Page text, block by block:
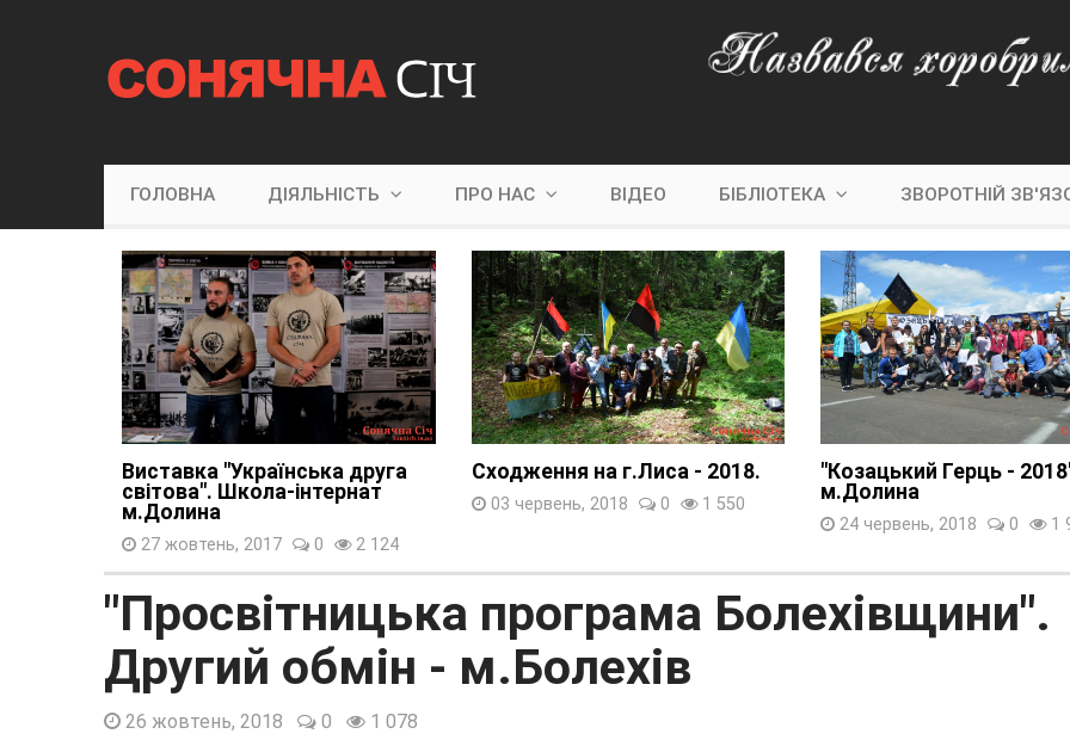
ГОЛОВНА ДІЯЛЬНІСТЬ ПРО НАС ВІДЕО БІБЛІОТЕКА ЗВОРОТНІЙ
Виставка "Українська друга
світова". Школа-інтернат
м.Долина
27 жовтень, 2017 0 2 124
Сходження на г.Лиса - 2018.
03 червень, 2018 0 1 550
"Козацький Герць -
м.Долина
24 червень, 2018 0 1
"Просвітницька програма Болехівщини".
Другий обмін - м.Болехів
26 жовтень, 2018 0 1 078